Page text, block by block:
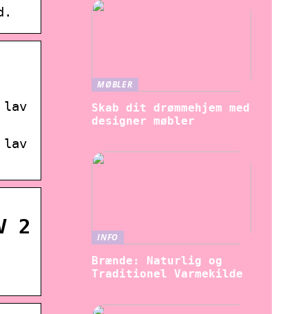
lav
lav
2
MØBLER
Skab dit drømmehjem med
designer møbler
INFO
Brænde: Naturlig og
Traditionel Varmekilde